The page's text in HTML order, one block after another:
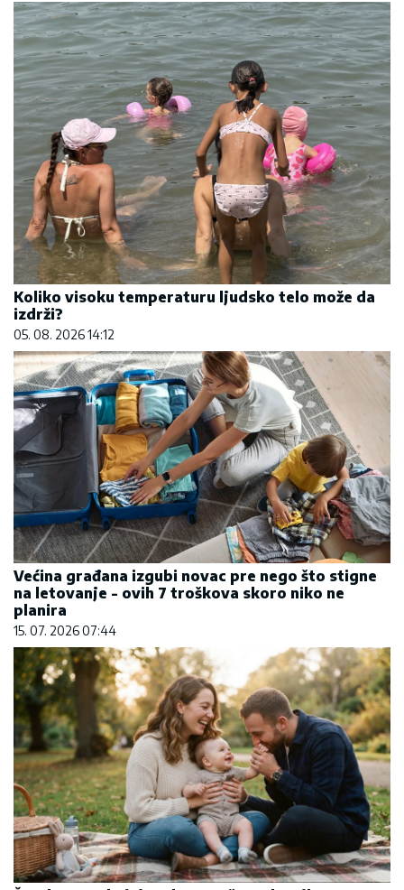
Koliko visoku temperaturu ljudsko telo može da
izdrži?
05. 08. 2026 14:12
Većina građana izgubi novac pre nego što stigne
na letovanje - ovih 7 troškova skoro niko ne
planira
15. 07. 2026 07:44